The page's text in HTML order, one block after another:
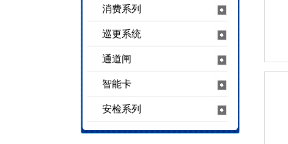
消费系列
巡更系统
通道闸
智能卡
安检系列